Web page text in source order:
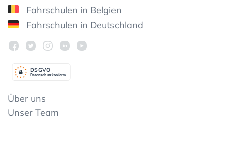
Fahrschulen in Belgien
Fahrschulen in Deutschland
Datenschutzkonform
DSGVO
Über uns
Unser Team